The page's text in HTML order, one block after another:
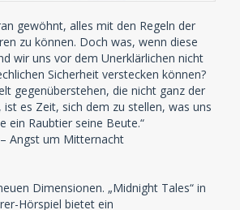
gewöhnt, alles mit den Regeln der
zu können. Doch was, wenn diese
wir uns vor dem Unerklärlichen nicht
Sicherheit verstecken können?
gegenüberstehen, die nicht ganz der
es Zeit, sich dem zu stellen, was uns
ein Raubtier seine Beute.“
Angst um Mitternacht
Dimensionen. „Midnight Tales“ in
Hörspiel bietet ein